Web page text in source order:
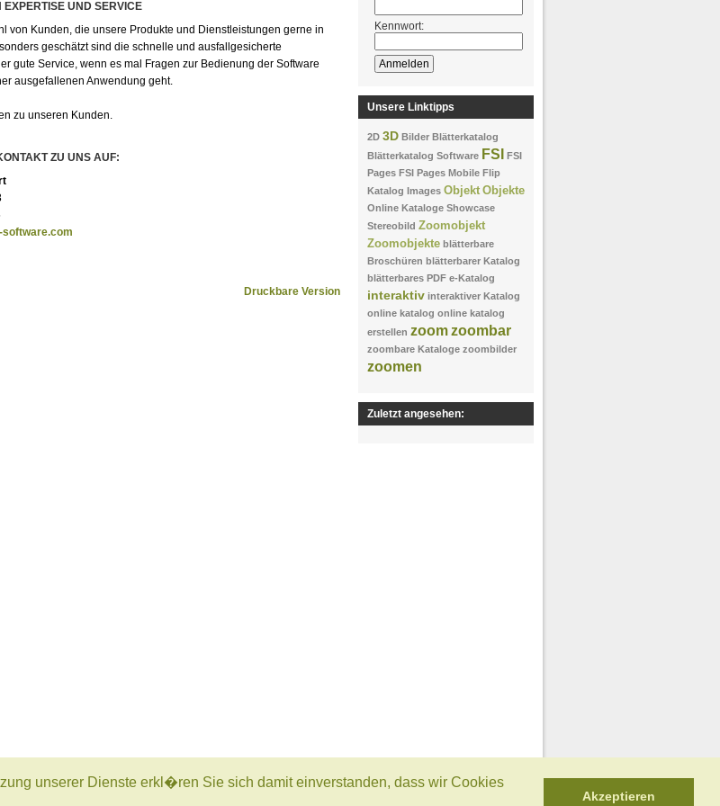
unserer Dienste erkl�ren Sie sich damit einverstanden, dass wir Cookies
Akzeptieren
i-net-catalog
Service FSI Pages
FSI Pages Mobile
FSI Skins
UND SERVICE
von Kunden, die unsere Produkte und Dienstleistungen gerne in
geschätzt sind die schnelle und ausfallgesicherte
gute Service, wenn es mal Fragen zur Bedienung der Software
ausgefallenen Anwendung geht.
zu unseren Kunden.
ZU UNS AUF:
Druckbare Version
Kennwort:
Unsere Linktipps
2D 3D Bilder Blätterkatalog
Blätterkatalog Software FSI
FSI
Pages FSI Pages Mobile Flip
Katalog Images Objekt Objekte
Online Kataloge Showcase
Stereobild Zoomobjekt
Zoomobjekte blätterbare
Broschüren blätterbarer Katalog
blätterbares PDF e-Katalog
interaktiv interaktiver Katalog
online katalog online katalog
erstellen zoomzoombar
zoombare Kataloge zoombilder
zoomen
Zuletzt angesehen: